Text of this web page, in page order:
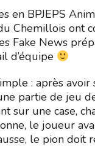
en BPJEPS
Chemillois ont
Fake News
d’équipe
: après
partie de jeu
sur une case,
le joueur
le pion doit